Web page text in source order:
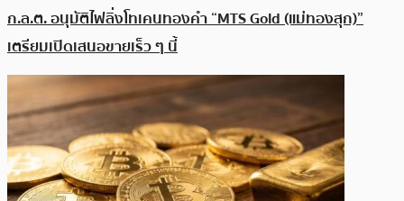
ก.ล.ต. อนุมัติไฟลิ่งโทเคนทองคำ “MTS Gold (แม่ทองสุก)”
เตรียมเปิดเสนอขายเร็ว ๆ นี้